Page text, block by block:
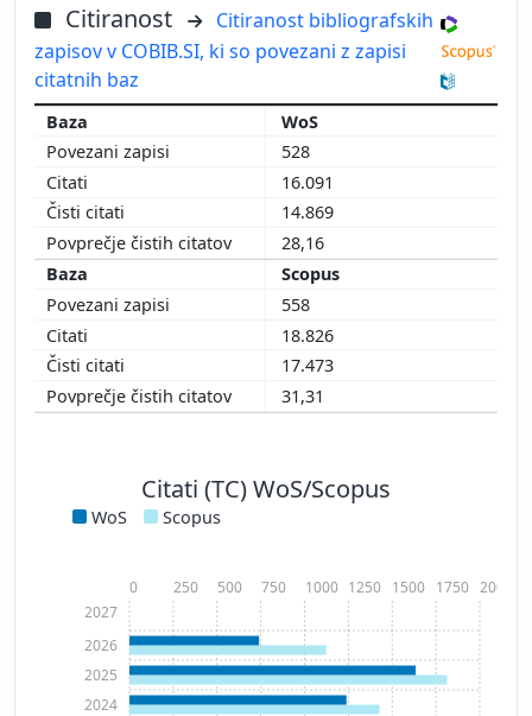
Citiranost
Citiranost bibliografskih
zapisov v COBIB.SI, ki so povezani z zapisi
citatnih baz
WoS
528
16.091
14.869
28,16
Scopus
558
18.826
17.473
31,31
Citati (TC) WoS/Scopus
WoS Scopus
2024
2025
2026
2027
0 250 500 750 1000 1250 1500 1750 2000